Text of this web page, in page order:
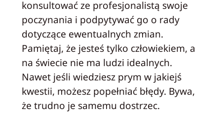
konsultować ze profesjonalistą swoje
poczynania i podpytywać go o rady
dotyczące ewentualnych zmian.
Pamiętaj, że jesteś tylko człowiekiem, a
na świecie nie ma ludzi idealnych.
Nawet jeśli wiedziesz prym w jakiejś
kwestii, możesz popełniać błędy. Bywa,
że trudno je samemu dostrzec.